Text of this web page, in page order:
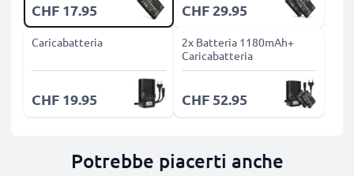
CHF 17.95 CHF 29.95
Caricabatteria
CHF 19.95
2x Batteria 1180mAh+
Caricabatteria
CHF 52.95
Potrebbe piacerti anche